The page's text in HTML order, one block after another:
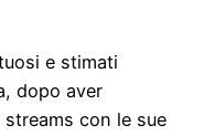
e stimati
dopo aver
con le sue